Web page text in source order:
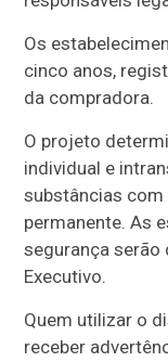
Os
cinco anos,
da compradora.
O projeto
individual e
substâncias
permanente. As
segurança
Executivo.
Quem utilizar o
receber